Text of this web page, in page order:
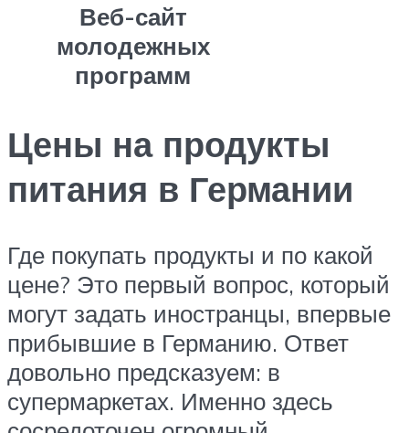
Веб-сайт
молодежных
программ
Цены на продукты
питания в Германии
Где покупать продукты и по какой
цене? Это первый вопрос, который
могут задать иностранцы, впервые
прибывшие в Германию. Ответ
довольно предсказуем: в
супермаркетах. Именно здесь